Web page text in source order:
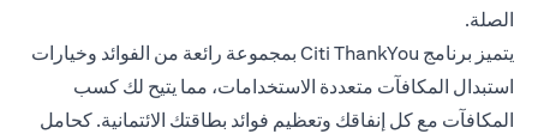
الصلة.
يتميز برنامج Citi ThankYou بمجموعة رائعة من الفوائد وخيارات
استبدال المكافآت متعددة الاستخدامات، مما يتيح لك كسب
المكافآت مع كل إنفاقك وتعظيم فوائد بطاقتك الائتمانية. كحامل